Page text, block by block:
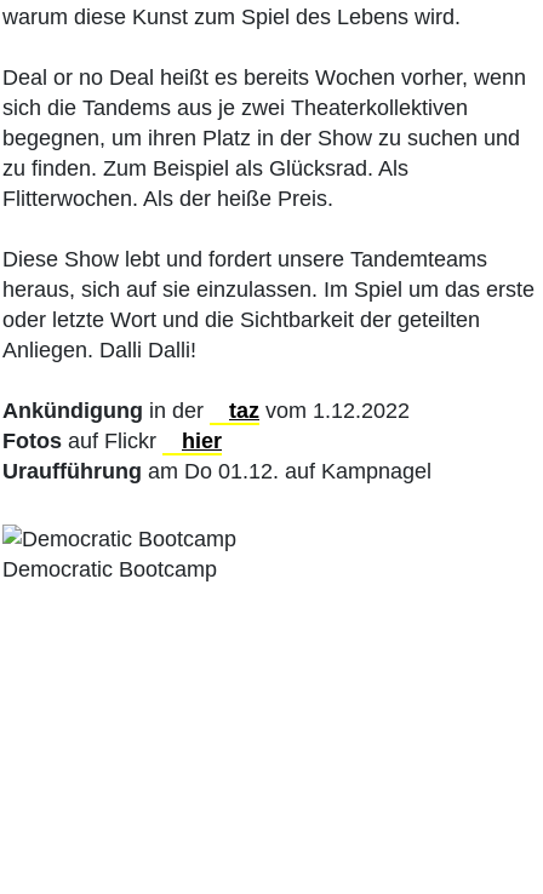
warum diese Kunst zum Spiel des Lebens wird.
Deal or no Deal heißt es bereits Wochen vorher, wenn
sich die Tandems aus je zwei Theaterkollektiven
begegnen, um ihren Platz in der Show zu suchen und
zu finden. Zum Beispiel als Glücksrad. Als
Flitterwochen. Als der heiße Preis.
Diese Show lebt und fordert unsere Tandemteams
heraus, sich auf sie einzulassen. Im Spiel um das erste
oder letzte Wort und die Sichtbarkeit der geteilten
Anliegen. Dalli Dalli!
Ankündigung in der taz vom 1.12.2022
Fotos auf Flickr
hier
Uraufführung am Do 01.12. auf Kampnagel
Democratic Bootcamp